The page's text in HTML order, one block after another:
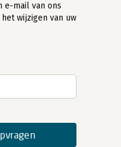
e-mail van ons
wijzigen van uw